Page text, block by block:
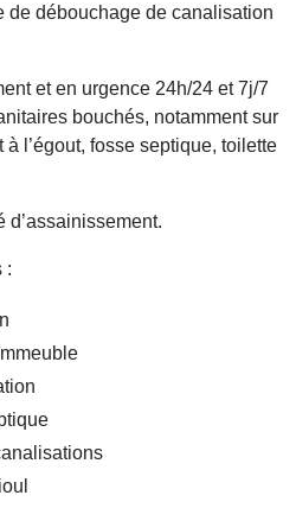
de débouchage de canalisation
et en urgence 24h/24 et 7j/7
bouchés, notamment sur
à l’égout, fosse septique, toilette
d’assainissement.
: